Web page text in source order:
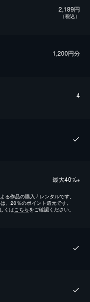
2,189円
（税込）
1,200円分
4
最⼤40%※
る作品の購入 / レンタルです。
、20％のポイント還元です。
くはこちらをご確認ください。